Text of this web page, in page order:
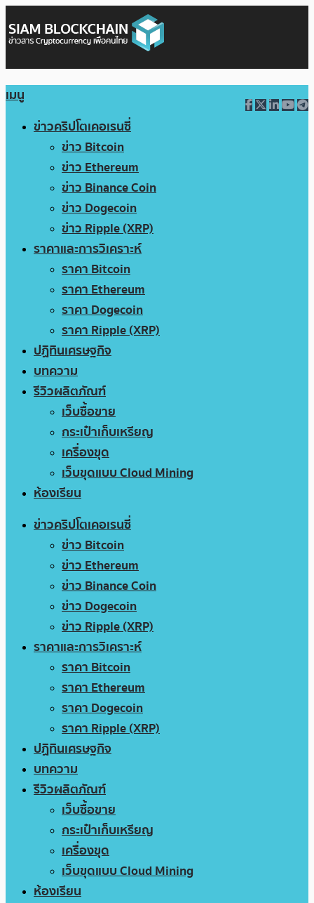
เมนู
ข่าวคริปโตเคอเรนซี่
ข่าว Bitcoin
ข่าว Ethereum
ข่าว Binance Coin
ข่าว Dogecoin
ข่าว Ripple (XRP)
ราคาและการวิเคราะห์
ราคา Bitcoin
ราคา Ethereum
ราคา Dogecoin
ราคา Ripple (XRP)
ปฏิทินเศรษฐกิจ
บทความ
รีวิวผลิตภัณฑ์
เว็บซื้อขาย
กระเป๋าเก็บเหรียญ
เครื่องขุด
เว็บขุดแบบ Cloud Mining
ห้องเรียน
ข่าวคริปโตเคอเรนซี่
ข่าว Bitcoin
ข่าว Ethereum
ข่าว Binance Coin
ข่าว Dogecoin
ข่าว Ripple (XRP)
ราคาและการวิเคราะห์
ราคา Bitcoin
ราคา Ethereum
ราคา Dogecoin
ราคา Ripple (XRP)
ปฏิทินเศรษฐกิจ
บทความ
รีวิวผลิตภัณฑ์
เว็บซื้อขาย
กระเป๋าเก็บเหรียญ
เครื่องขุด
เว็บขุดแบบ Cloud Mining
ห้องเรียน